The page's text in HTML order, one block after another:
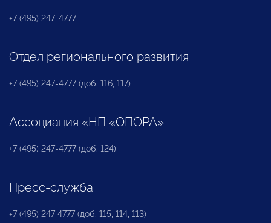
+7 (495) 247-4777
Отдел регионального развития
+7 (495) 247-4777 (доб. 116, 117)
Ассоциация «НП «ОПОРА»
+7 (495) 247-4777 (доб. 124)
Пресс-служба
+7 (495) 247 4777 (доб. 115, 114, 113)